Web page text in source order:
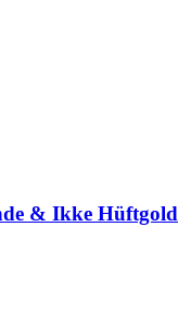
& Ikke Hüftgold